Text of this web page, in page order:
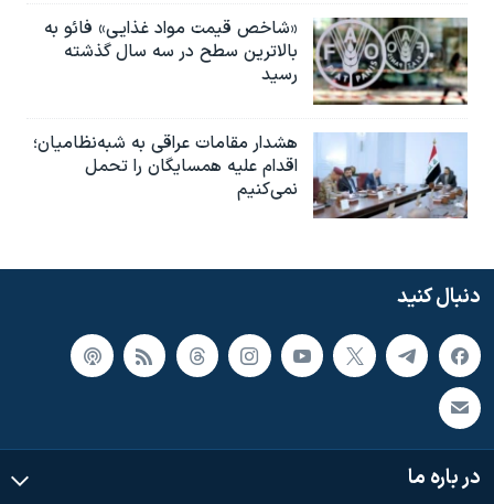
«شاخص قیمت مواد غذایی» فائو به
بالاترین سطح در سه سال گذشته
رسید
هشدار مقامات عراقی به شبه‌نظامیان؛
اقدام علیه همسایگان را تحمل
نمی‌کنیم
دنبال کنید
در باره ما